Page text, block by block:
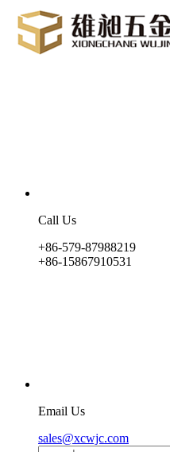
Call Us
+86-579-87988219
+86-15867910531
Email Us
sales@xcwjc.com